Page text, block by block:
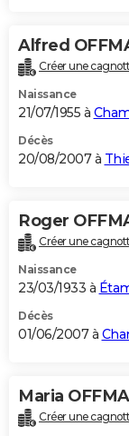
Alfred
Créer une
Naissance
21/07/1955 à
Décès
20/08/2007 à
Roger
Créer une
Naissance
23/03/1933 à
Décès
01/06/2007 à
Maria
Créer une